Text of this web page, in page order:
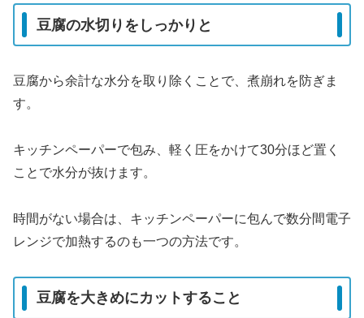
豆腐の水切りをしっかりと
豆腐から余計な水分を取り除くことで、煮崩れを防ぎま
す。
キッチンペーパーで包み、軽く圧をかけて30分ほど置く
ことで水分が抜けます。
時間がない場合は、キッチンペーパーに包んで数分間電子
レンジで加熱するのも一つの方法です。
豆腐を大きめにカットすること